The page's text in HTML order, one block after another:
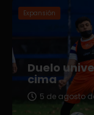
Expansión
Duelo
cima
5 de agosto